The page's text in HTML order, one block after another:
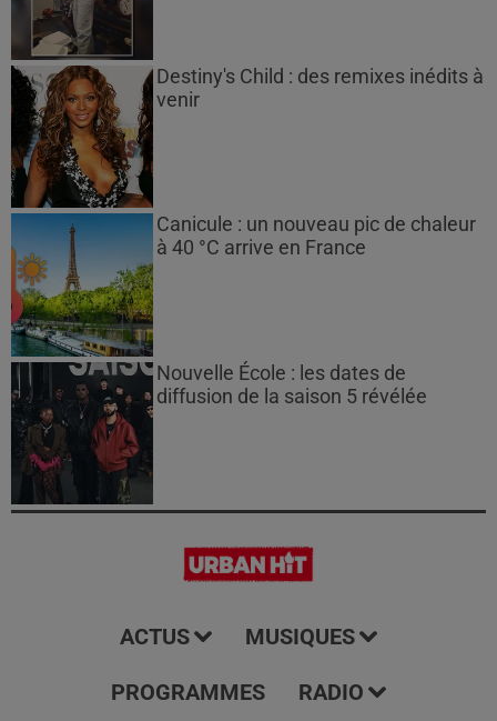
Destiny's Child : des remixes inédits à
venir
Canicule : un nouveau pic de chaleur
à 40 °C arrive en France
Nouvelle École : les dates de
diffusion de la saison 5 révélée
ACTUS MUSIQUES
PROGRAMMES RADIO